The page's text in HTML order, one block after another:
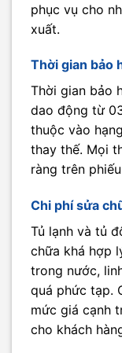
phục vụ cho
xuất.
Thời gian bảo
Thời gian bảo
dao động từ
thuộc vào
thay thế. Mọi
ràng trên
Chi phí sửa
Tủ lạnh và tủ
chữa khá hợp
trong nước,
quá phức tạp.
mức giá cạnh
cho khách